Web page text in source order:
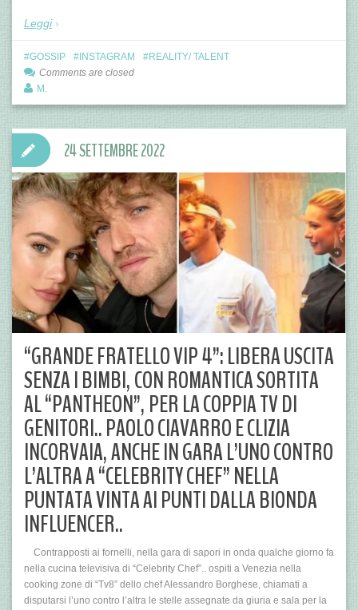
Leggi
GOSSIP INSTAGRAM
REALITY/ TALENT
Comments are closed
M.
“GRANDE FRATELLO VIP 4”: LIBERA USCITA
SENZA I BIMBI, CON ROMANTICA SORTITA
AL “PANTHEON”, PER LA COPPIA TV DI
GENITORI.. PAOLO CIAVARRO E CLIZIA
INCORVAIA, ANCHE IN GARA L’UNO CONTRO
L’ALTRA A “CELEBRITY CHEF” NELLA
PUNTATA VINTA AI PUNTI DALLA BIONDA
INFLUENCER..
Contrapposti ai fornelli, nella gara di sapori in onda qualche giorno fa
nella cucina televisiva di “Celebrity Chef”.. ospiti a Venezia nella
cooking zone di “Tv8” dello chef Alessandro Borghese, chiamati a
disputarsi l’uno contro l’altra le stelle assegnate da giuria e sala per la
24 SETTEMBRE 2022